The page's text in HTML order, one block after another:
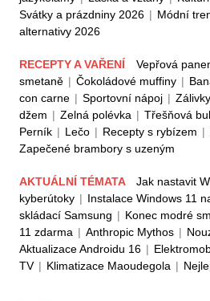
Svátky a prázdniny 2026 | Módní
alternativy 2026
RECEPTY A VAŘENÍ Vepřová
smetaně | Čokoládové muffiny |
con carne | Sportovní nápoj |
džem | Zelná polévka | Třešňová
Perník | Lečo | Recepty s rybízem |
Zapečené brambory s uzeným
AKTUÁLNÍ TÉMATA Jak nastavit
kyberútoky | Instalace Windows 11
skládací Samsung | Konec modré
11 zdarma | Anthropic Mythos |
Aktualizace Androidu 16 |
TV | Klimatizace Maoudegola |